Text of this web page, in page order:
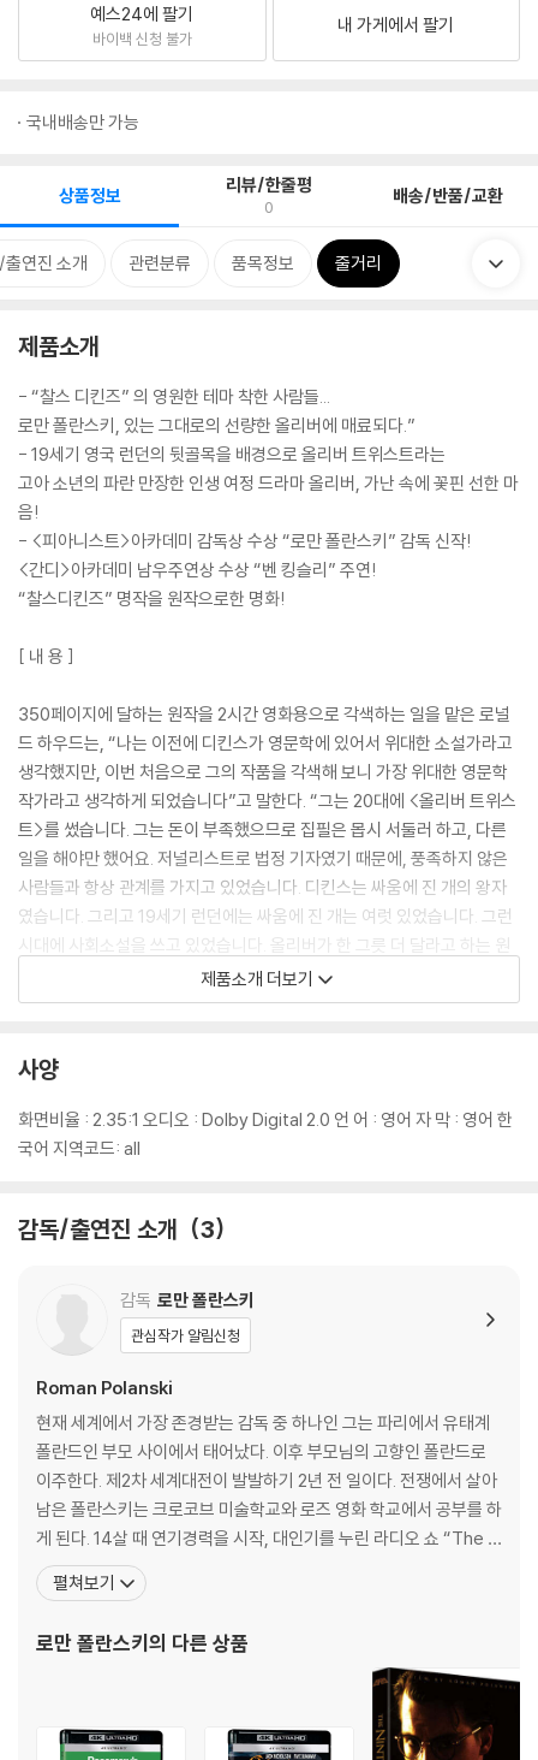
예스24에 팔기
바이백 신청 불가
내 가게에서 팔기
국내배송만 가능
상품정보 리뷰/한줄평
0 배송/반품/교환
연진 소개 관련분류 품목정보 줄거리
제품소개
- “찰스 디킨즈” 의 영원한 테마 착한 사람들...
로만 폴란스키, 있는 그대로의 선량한 올리버에 매료되다.”
- 19세기 영국 런던의 뒷골목을 배경으로 올리버 트위스트라는
고아 소년의 파란 만장한 인생 여정 드라마 올리버, 가난 속에 꽃핀 선한 마
음!
- <피아니스트>아카데미 감독상 수상 “로만 폴란스키” 감독 신작!
<간디>아카데미 남우주연상 수상 “벤 킹슬리” 주연!
“찰스디킨즈” 명작을 원작으로한 명화!
[ 내 용 ]
350페이지에 달하는 원작을 2시간 영화용으로 각색하는 일을 맡은 로널
드 하우드는, “나는 이전에 디킨스가 영문학에 있어서 위대한 소설가라고
생각했지만, 이번 처음으로 그의 작품을 각색해 보니 가장 위대한 영문학
작가라고 생각하게 되었습니다”고 말한다. “그는 20대에 <올리버 트위스
트>를 썼습니다. 그는 돈이 부족했으므로 집필은 몹시 서둘러 하고, 다른
일을 해야만 했어요. 저널리스트로 법정 기자였기 때문에, 풍족하지 않은
사람들과 항상 관계를 가지고 있었습니다. 디킨스는 싸움에 진 개의 왕자
였습니다. 그리고 19세기 런던에는 싸움에 진 개는 여럿 있었습니다. 그런
시대에 사회소설을 쓰고 있었습니다. 올리버가 한 그릇 더 달라고 하는 원
작의 장면은 너무 유명하지만, 영화 전체를 상징하는 장면을 하나만 들 수
는 없다고 그는 말한다. “이 이야기에는 많은 단계가 있으니까요.” 그런데
좋아하는 장면이라고 한다. “간신이 살아난 올리버는 패긴을 도우려고 합
들지 않았다고 한다. “너무나 급했기 때문에, 괴롭다고 생각할 틈도 없었습
니다.” 폴란스키가 재촉해서 그는 하루 14시간이나 이 일에 임하게 되었
륭한 변화를 더해 주었습니다.”라고 하우드는 밝힌다. “내가 쓴 것은 소프
드 자신이 원작에 가한 변경 중 하나로 브라운로우 씨의 묘사가 있다. 원작
의 브라운로우 씨는 올리버가 친구의 아들일지도 모른다고 생각했지만, 영
화에서는 “그는 있는 그대로의 올리버에 매료됩니다.”라고 하우드는 말한
다. “그것이 핵심이라고 생각해요. 올리버에게는 선량함이 있습니다. 이것
사람들을 그리고 있습니다.”
DVD/ Blu-ray 구매시 참고 사항 안내드립니다.
※ 4K블루레이, 3D 블루레이 재생 관련 안내
1) 4K UHD 디스크는 대용량의 데이터 전송이 필요하므로 4K전용 플레
이어를 사용하셔야 합니다. 더불어 플레이어 소프트웨어 최신 버전의 업데
이트, 대용량 케이블 사용이 필수입니다.
2) 3D 블루레이는 전용 플레이어와 3D 지원 TV를 통해서만 재생 가능합
※ 아웃케이스/구성품/포장 상태
제품소개 더보기
사양
화면비율 : 2.35:1 오디오 : Dolby Digital 2.0 언 어 : 영어 자 막 : 영어 한
국어 지역코드: all
감독/출연진 소개 3
감독 로만 폴란스키
관심작가 알림신청
Roman Polanski
현재 세계에서 가장 존경받는 감독 중 하나인 그는 파리에서 유태계
폴란드인 부모 사이에서 태어났다. 이후 부모님의 고향인 폴란드로
이주한다. 제2차 세계대전이 발발하기 2년 전 일이다. 전쟁에서 살아
남은 폴란스키는 크로코브 미술학교와 로즈 영화 학교에서 공부를 하
게 된다. 14살 때 연기경력을 시작, 대인기를 누린 라디오 쇼 “The M
erry Gang"에 출연하기도 하였다. 성인이 된 후 폴란스키는 < Thre
e Stories >를 비롯 다양한 폴란드 영화들에서 작은 역을 맡아 출연
이다. 그는
펼쳐보기
로만 폴란스키 의 다른 상품